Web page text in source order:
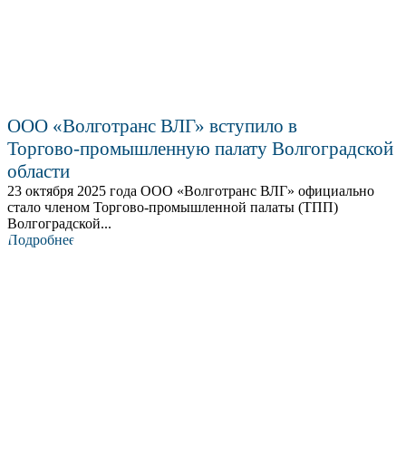
ООО «Волготранс ВЛГ» вступило в
Торгово‑промышленную палату Волгоградской
области
23 октября 2025 года ООО «Волготранс ВЛГ» официально
стало членом Торгово‑промышленной палаты (ТПП)
Волгоградской...
Подробнее